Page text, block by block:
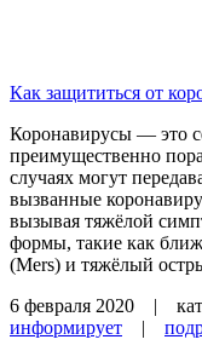
Как защититься от
Коронавирусы — это
преимущественно
случаях могут
вызванные
вызывая тяжёлой
формы, такие как
(Mers) и тяжёлый
6 февраля 2020 |
информирует |